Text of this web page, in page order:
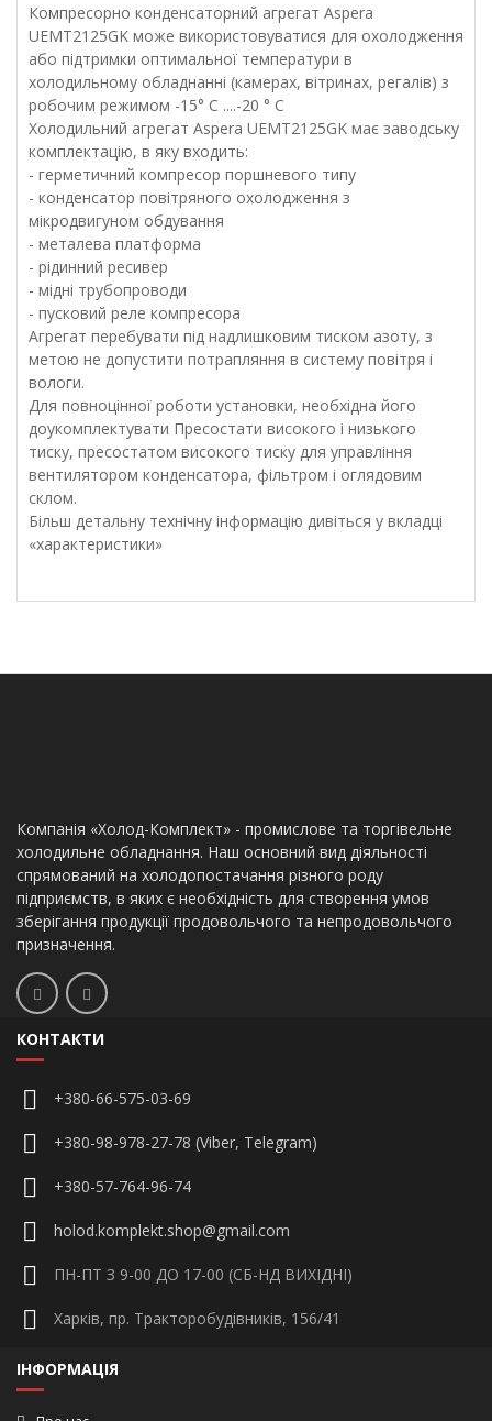
Компресорно конденсаторний агрегат Aspera
UEMT2125GK може використовуватися для охолодження
або підтримки оптимальної температури в
холодильному обладнанні (камерах, вітринах, регалів) з
робочим режимом -15° С ....-20 ° С
Холодильний агрегат Aspera UEMT2125GK має заводську
комплектацію, в яку входить:
- герметичний компресор поршневого типу
- конденсатор повітряного охолодження з
мікродвигуном обдування
- металева платформа
- рідинний ресивер
- мідні трубопроводи
- пусковий реле компресора
Агрегат перебувати під надлишковим тиском азоту, з
метою не допустити потрапляння в систему повітря і
вологи.
Для повноцінної роботи установки, необхідна його
доукомплектувати Пресостати високого і низького
тиску, пресостатом високого тиску для управління
вентилятором конденсатора, фільтром і оглядовим
склом.
Більш детальну технічну інформацію дивіться у вкладці
«характеристики»
Компанія «Холод-Комплект» - промислове та торгівельне
холодильне обладнання. Наш основний вид діяльності
спрямований на холодопостачання різного роду
підприємств, в яких є необхідність для створення умов
зберігання продукції продовольчого та непродовольчого
призначення.
КОНТАКТИ
+380-66-575-03-69
+380-98-978-27-78 (Viber, Telegram)
+380-57-764-96-74
holod.komplekt.shop@gmail.com
ПН-ПТ З 9-00 ДО 17-00 (СБ-НД ВИХІДНІ)
Харків, пр. Тракторобудівників, 156/41
ІНФОРМАЦІЯ